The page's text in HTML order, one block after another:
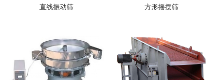
直线振动筛 方形摇摆筛